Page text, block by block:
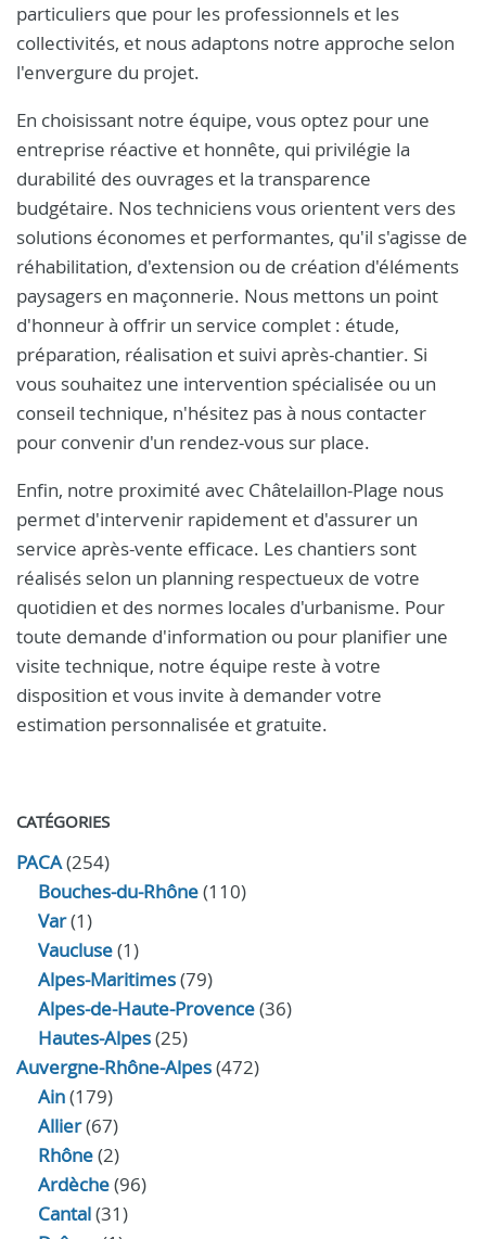
particuliers que pour les professionnels et les
collectivités, et nous adaptons notre approche selon
l'envergure du projet.
En choisissant notre équipe, vous optez pour une
entreprise réactive et honnête, qui privilégie la
durabilité des ouvrages et la transparence
budgétaire. Nos techniciens vous orientent vers des
solutions économes et performantes, qu'il s'agisse de
réhabilitation, d'extension ou de création d'éléments
paysagers en maçonnerie. Nous mettons un point
d'honneur à offrir un service complet : étude,
préparation, réalisation et suivi après-chantier. Si
vous souhaitez une intervention spécialisée ou un
conseil technique, n'hésitez pas à nous contacter
pour convenir d'un rendez-vous sur place.
Enfin, notre proximité avec Châtelaillon-Plage nous
permet d'intervenir rapidement et d'assurer un
service après-vente efficace. Les chantiers sont
réalisés selon un planning respectueux de votre
quotidien et des normes locales d'urbanisme. Pour
toute demande d'information ou pour planifier une
visite technique, notre équipe reste à votre
disposition et vous invite à demander votre
estimation personnalisée et gratuite.
CATÉGORIES
PACA(254)
Bouches-du-Rhône(110)
Var(1)
Vaucluse(1)
Alpes-Maritimes(79)
Alpes-de-Haute-Provence(36)
Hautes-Alpes(25)
Auvergne-Rhône-Alpes(472)
Ain(179)
Allier(67)
Rhône(2)
Ardèche(96)
Cantal(31)